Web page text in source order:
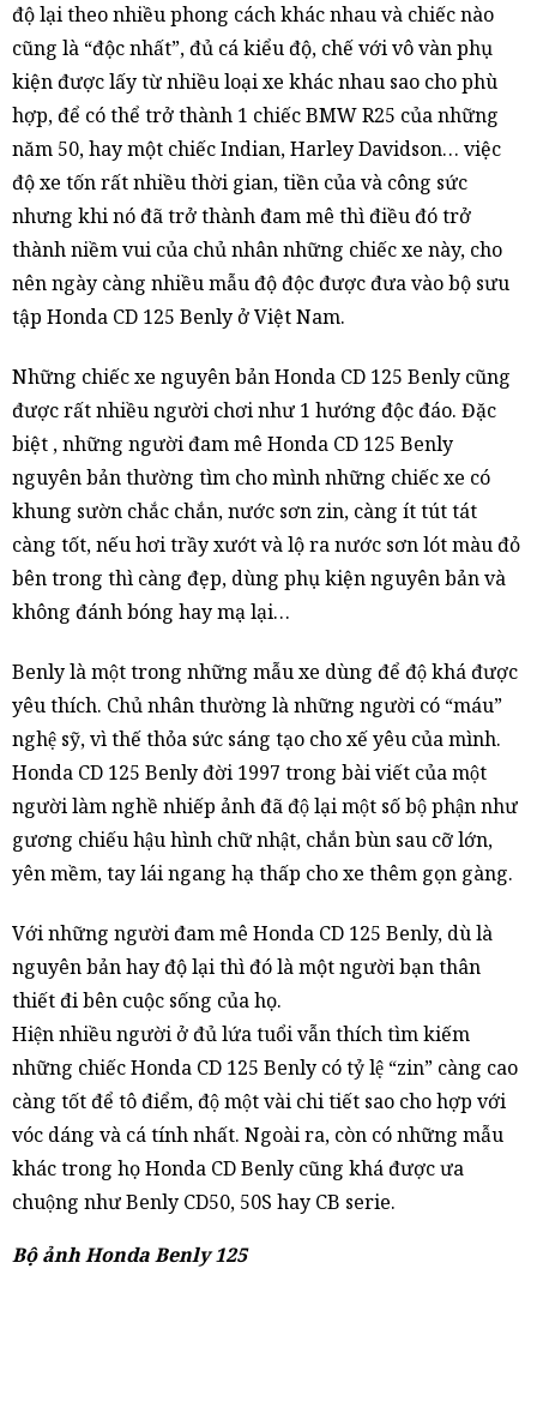
độ lại theo nhiều phong cách khác nhau và chiếc nào
cũng là “độc nhất”, đủ cá kiểu độ, chế với vô vàn phụ
kiện được lấy từ nhiều loại xe khác nhau sao cho phù
hợp, để có thể trở thành 1 chiếc BMW R25 của những
năm 50, hay một chiếc Indian, Harley Davidson… việc
độ xe tốn rất nhiều thời gian, tiền của và công sức
nhưng khi nó đã trở thành đam mê thì điều đó trở
thành niềm vui của chủ nhân những chiếc xe này, cho
nên ngày càng nhiều mẫu độ độc được đưa vào bộ sưu
tập Honda CD 125 Benly ở Việt Nam.
Những chiếc xe nguyên bản Honda CD 125 Benly cũng
được rất nhiều người chơi như 1 hướng độc đáo. Đặc
biệt , những người đam mê Honda CD 125 Benly
nguyên bản thường tìm cho mình những chiếc xe có
khung sườn chắc chắn, nước sơn zin, càng ít tút tát
càng tốt, nếu hơi trầy xướt và lộ ra nước sơn lót màu đỏ
bên trong thì càng đẹp, dùng phụ kiện nguyên bản và
không đánh bóng hay mạ lại…
Benly là một trong những mẫu xe dùng để độ khá được
yêu thích. Chủ nhân thường là những người có “máu”
nghệ sỹ, vì thế thỏa sức sáng tạo cho xế yêu của mình.
Honda CD 125 Benly đời 1997 trong bài viết của một
người làm nghề nhiếp ảnh đã độ lại một số bộ phận như
gương chiếu hậu hình chữ nhật, chắn bùn sau cỡ lớn,
yên mềm, tay lái ngang hạ thấp cho xe thêm gọn gàng.
Với những người đam mê Honda CD 125 Benly, dù là
nguyên bản hay độ lại thì đó là một người bạn thân
thiết đi bên cuộc sống của họ.
Hiện nhiều người ở đủ lứa tuổi vẫn thích tìm kiếm
những chiếc Honda CD 125 Benly có tỷ lệ “zin” càng cao
càng tốt để tô điểm, độ một vài chi tiết sao cho hợp với
vóc dáng và cá tính nhất. Ngoài ra, còn có những mẫu
khác trong họ Honda CD Benly cũng khá được ưa
chuộng như Benly CD50, 50S hay CB serie.
Bộ ảnh Honda Benly 125